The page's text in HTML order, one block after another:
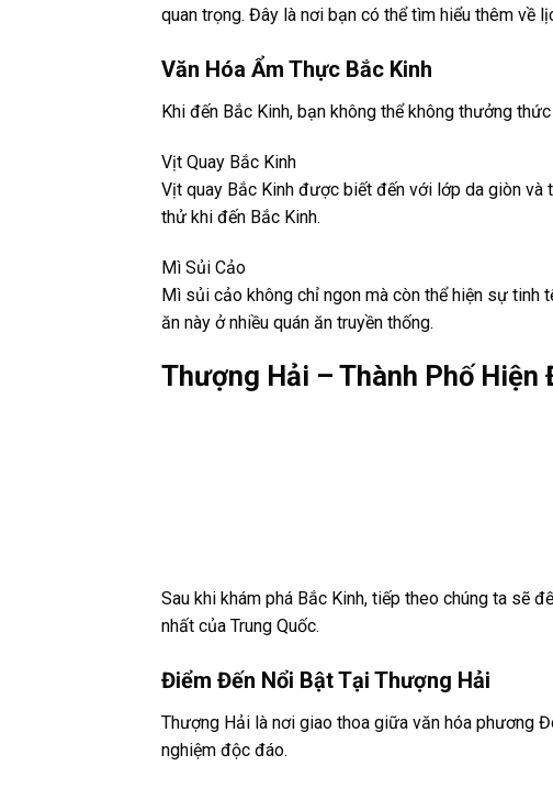
quan trọng. Đây là nơi bạn có thể tìm hiểu thêm về
Văn Hóa Ẩm Thực Bắc Kinh
Khi đến Bắc Kinh, bạn không thể không thưởng
Vịt Quay Bắc Kinh
Vịt quay Bắc Kinh được biết đến với lớp da giòn
thử khi đến Bắc Kinh.
Mì Sủi Cảo
Mì sủi cảo không chỉ ngon mà còn thể hiện sự tinh
ăn này ở nhiều quán ăn truyền thống.
Thượng Hải – Thành Phố Hiện
Sau khi khám phá Bắc Kinh, tiếp theo chúng ta sẽ
nhất của Trung Quốc.
Điểm Đến Nổi Bật Tại Thượng Hải
Thượng Hải là nơi giao thoa giữa văn hóa phương
nghiệm độc đáo.